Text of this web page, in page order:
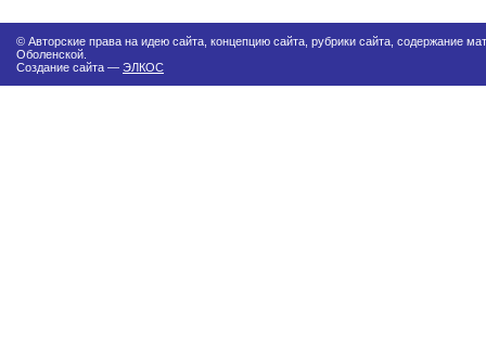
© Авторские права на идею сайта, концепцию сайта, рубрики сайта, содержание
Оболенской.
Создание сайта — ЭЛКОС